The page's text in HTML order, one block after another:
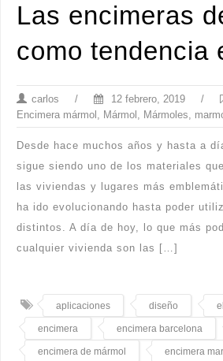
Las encimeras
como tendencia
carlos / 12 febrero, 2019 /
Encimera mármol
Mármol Mármoles
Desde hace muchos años y hasta a
sigue siendo uno de los materiales
las viviendas y lugares más
ha ido evolucionando hasta poder
distintos. A día de hoy, lo que más
cualquier vivienda son las […]
aplicaciones diseño
encimera encimera barcelona
encimera de mármol encimera